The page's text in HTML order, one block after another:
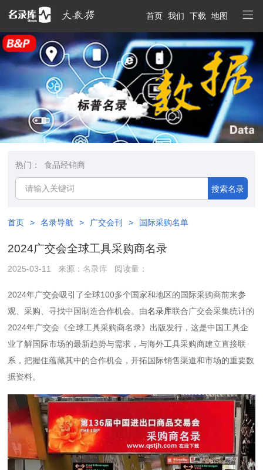
首页 我们 下载 地图
热门： 食品经销商
搜索名录
首页 > 名录导航 > 广交会刊 > 国际采购名单
2024广交会全球工具采购商名录
2025-03-11 来源：名录库 阅读量：
2024年广交会吸引了全球100多个国家和地区的国际采购商前来参
观、采购、寻找中国制造合作机会。由名录库联合广交会采集统计的
2024年广交会《全球工具采购商名录》出版发行，这是中国工具企
业了解国际市场的最新趋势与需求，与海外工具采购商建立直接联
系，把握住蕴藏其中的合作机会，开拓国际销售渠道和市场的重要数
据资料。